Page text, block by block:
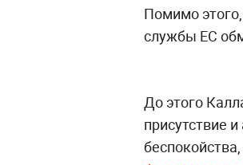
Помимо
службы ЕС
До этого
присутствие